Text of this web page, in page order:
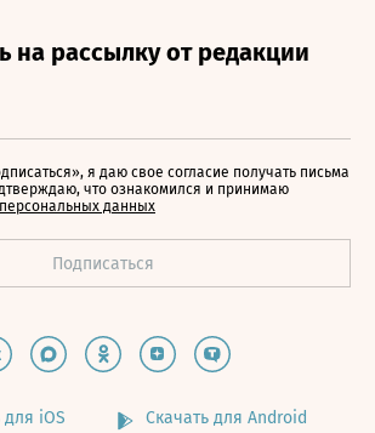
я даю свое согласие получать письма
что ознакомился и принимаю
данных
для iOS Скачать для Android